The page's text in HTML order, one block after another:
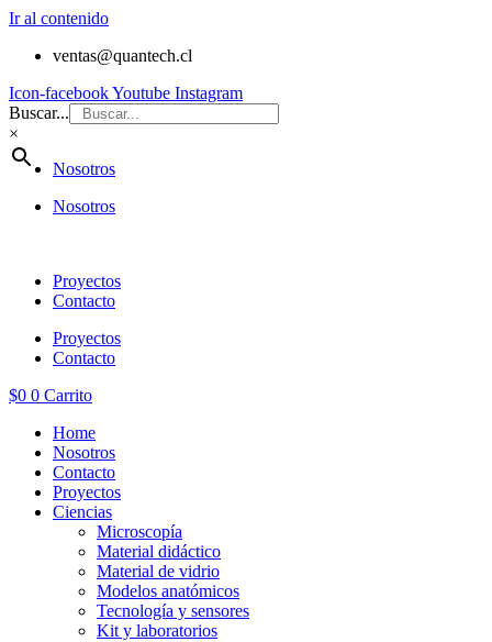
Ir al contenido
ventas@quantech.cl
Icon-facebookYoutube Instagram
Buscar...
×
Nosotros
Nosotros
Proyectos
Contacto
Proyectos
Contacto
$0 0 Carrito
Home
Nosotros
Contacto
Proyectos
Ciencias
Microscopía
Material didáctico
Material de vidrio
Modelos anatómicos
Tecnología y sensores
Kit y laboratorios